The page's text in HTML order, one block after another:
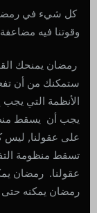
كل شيء في
وقوتنا فيه
رمضان يمنحك
ستمكنك من أن
الأنظمة التي
يجب أن يسقط
على عقولنا, ليس
تسقط منظومة
عقولنا. رمضان
رمضان يمكنه